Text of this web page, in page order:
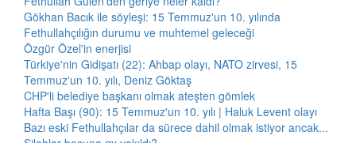
Gökhan Bacık ile söyleşi: 15 Temmuz'un 10. yılında
Fethullahçılığın durumu ve muhtemel geleceği
Özgür Özel'in enerjisi
Türkiye'nin Gidişatı (22): Ahbap olayı, NATO zirvesi, 15
Temmuz'un 10. yılı, Deniz Göktaş
CHP'li belediye başkanı olmak ateşten gömlek
Hafta Başı (90): 15 Temmuz'un 10. yılı | Haluk Levent olayı
Bazı eski Fethullahçılar da sürece dahil olmak istiyor ancak...